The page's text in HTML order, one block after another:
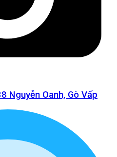
Nguyễn Oanh, Gò Vấp